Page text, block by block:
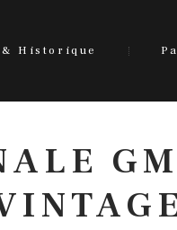
Historique
GM